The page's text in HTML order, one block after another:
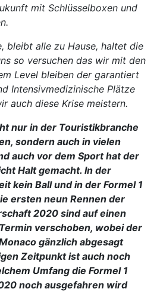
mit Schlüsselboxen und
bleibt alle zu Hause, haltet die
so versuchen das wir mit den
Level bleiben der garantiert
Intensivmedizinische Plätze
auch diese Krise meistern.
nur in der Touristikbranche
sondern auch in vielen
auch vor dem Sport hat der
Halt gemacht. In der
kein Ball und in der Formel 1
ersten neun Rennen der
2020 sind auf einen
verschoben, wobei der
gänzlich abgesagt
Zeitpunkt ist auch noch
Umfang die Formel 1
noch ausgefahren wird